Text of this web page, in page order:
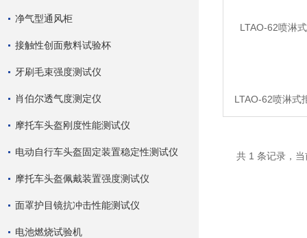
净气型通风柜
接触性创面敷料试验杯
牙刷毛束强度测试仪
肖伯尔透气度测定仪
摩托车头盔刚度性能测试仪
电动自行车头盔固定装置稳定性测试仪
摩托车头盔佩戴装置强度测试仪
面罩护目镜抗冲击性能测试仪
电池燃烧试验机
LTAO-62喷淋式
共 1 条记录，